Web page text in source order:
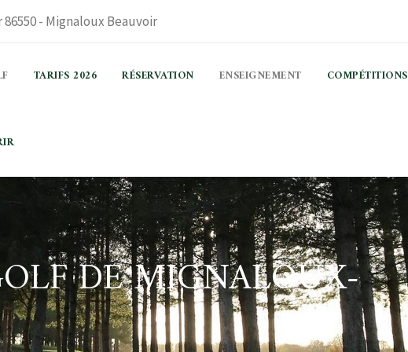
- Mignaloux Beauvoir
TARIFS 2026 RÉSERVATION ENSEIGNEMENT COMPÉTITIONS
DE MIGNALOUX-